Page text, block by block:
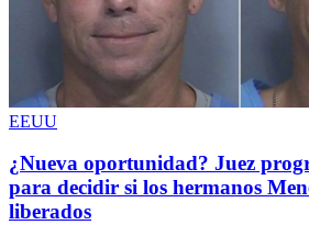
EEUU
¿Nueva oportunidad? Juez
para decidir si los hermanos
liberados